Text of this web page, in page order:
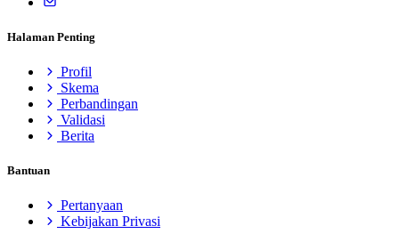
Halaman Penting
Profil
Skema
Perbandingan
Validasi
Berita
Bantuan
Pertanyaan
Kebijakan Privasi